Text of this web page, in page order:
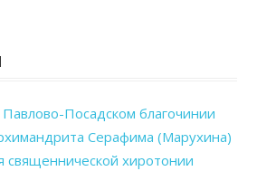
Посадском благочинии
Серафима (Марухина)
священнической хиротонии